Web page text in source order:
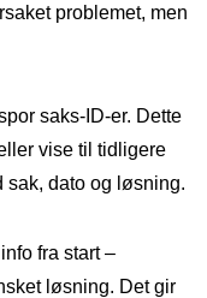
problemet, men
saks-ID-er. Dette
vise til tidligere
sak, dato og løsning.
fra start –
løsning. Det gir